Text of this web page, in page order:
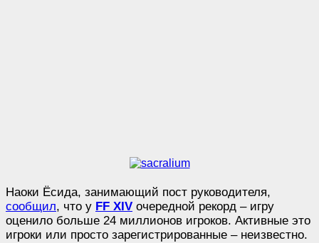
Наоки Ёсида, занимающий пост руководителя,
сообщил, что у FF XIV очередной рекорд – игру
оценило больше 24 миллионов игроков. Активные это
игроки или просто зарегистрированные – неизвестно.